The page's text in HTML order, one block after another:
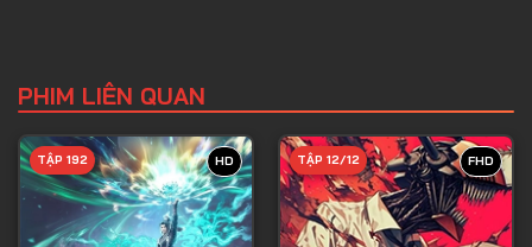
PHIM LIÊN QUAN
HD
TẬP 192 FHD
TẬP 12/12